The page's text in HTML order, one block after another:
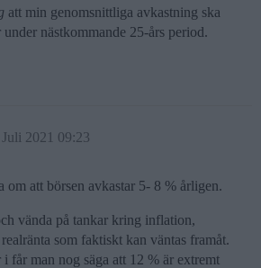
att min genomsnittliga avkastning ska
nästkommande 25-års period.
Juli 2021 09:23
om att börsen avkastar 5- 8 % årligen.
vända på tankar kring inflation,
som faktiskt kan väntas framåt.
får man nog säga att 12 % är extremt